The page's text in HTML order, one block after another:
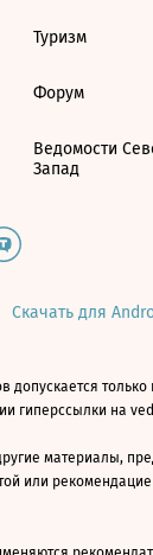
Туризм
Форум
Ведомости
Запад
Скачать для
допускается
гиперссылки на
материалы,
или